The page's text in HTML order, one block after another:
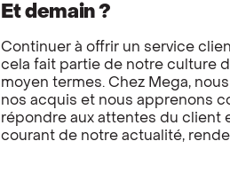
Et demain ?
Continuer à offrir un service
cela fait partie de notre culture
moyen termes. Chez Mega,
nos acquis et nous apprenons
répondre aux attentes du client
courant de notre actualité,